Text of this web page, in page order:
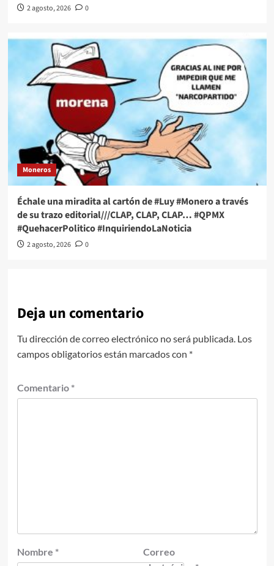
2 agosto, 2026 0
Moneros
Échale una miradita al cartón de #Luy #Monero a través
de su trazo editorial///CLAP, CLAP, CLAP… #QPMX
#QuehacerPolitico #InquiriendoLaNoticia
2 agosto, 2026 0
Deja un comentario
Tu dirección de correo electrónico no será publicada. Los
campos obligatorios están marcados con *
Comentario *
Nombre *
Correo